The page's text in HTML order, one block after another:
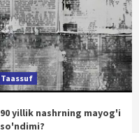
Taassuf
90 yillik nashrning mayog'i
so'ndimi?